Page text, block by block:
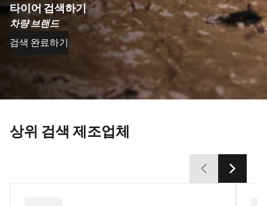
타이어 검색하기
차량 브랜드
검색 완료하기
상위 검색 제조업체